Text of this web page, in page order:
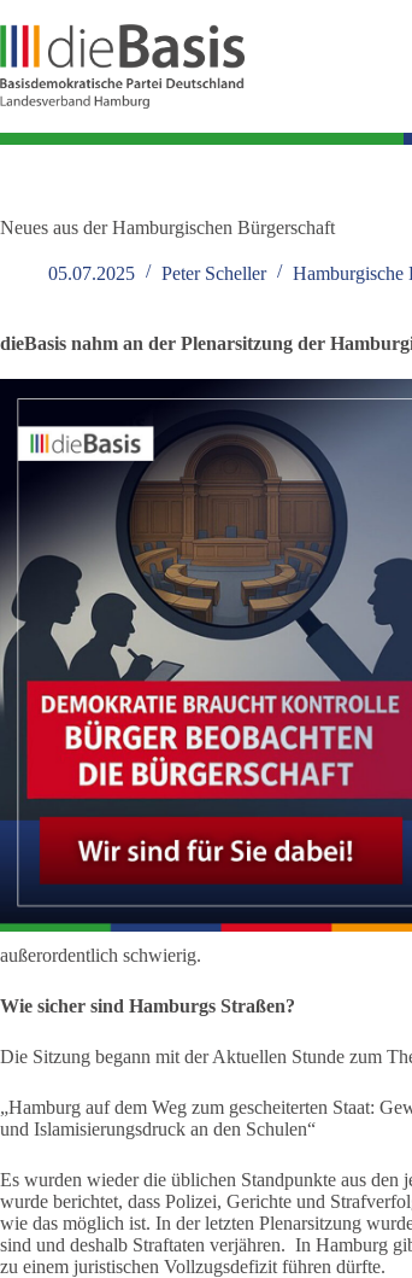
Inhalt
springen
Neues aus der Hamburgischen Bürgerschaft
05.07.2025 Peter Scheller Hamburgische
dieBasis nahm an der Plenarsitzung der
außerordentlich schwierig.
Wie sicher sind Hamburgs Straßen?
Die Sitzung begann mit der Aktuellen Stunde zum
„Hamburg auf dem Weg zum gescheiterten Staat:
und Islamisierungsdruck an den Schulen“
Es wurden wieder die üblichen Standpunkte aus den
wurde berichtet, dass Polizei, Gerichte und
wie das möglich ist. In der letzten Plenarsitzung
sind und deshalb Straftaten verjähren. In Hamburg
zu einem juristischen Vollzugsdefizit führen dürfte.